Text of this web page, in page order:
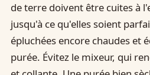
de terre doivent être cuites à
jusqu'à ce qu'elles soient
épluchées encore chaudes et
purée. Évitez le mixeur, qui